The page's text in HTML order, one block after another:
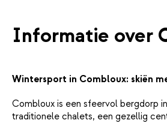
Informatie over
Wintersport in Combloux: skiën
Combloux is een sfeervol bergdorp
traditionele chalets, een gezellig